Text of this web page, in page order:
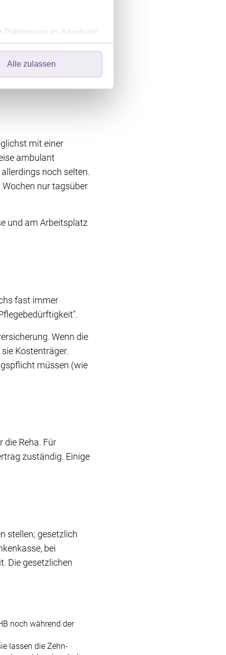
Präferenzen im Abschnitt
speichern oder dort
optimal zu gestalten
Alle zulassen
Eine
nach der
Jahr später
mit einer
ambulant
noch selten.
nur tagsüber
und am Arbeitsplatz
fast immer
Wenn die
Kostenträger.
müssen (wie
die Reha. Für
zuständig. Einige
stellen; gesetzlich
bei
Die gesetzlichen
noch während der
lassen die Zehn-